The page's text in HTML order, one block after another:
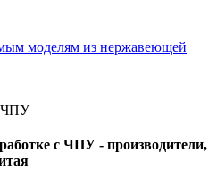
ЧПУ
с ЧПУ - производители,